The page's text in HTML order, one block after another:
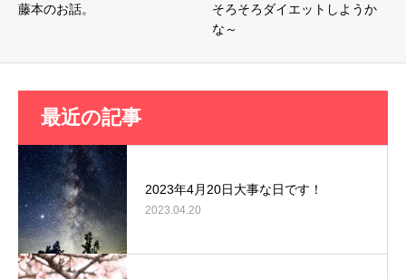
藤本のお話。
そろそろダイエットしようか
な～
最近の記事
2023年4月20日大事な日です！
2023.04.20